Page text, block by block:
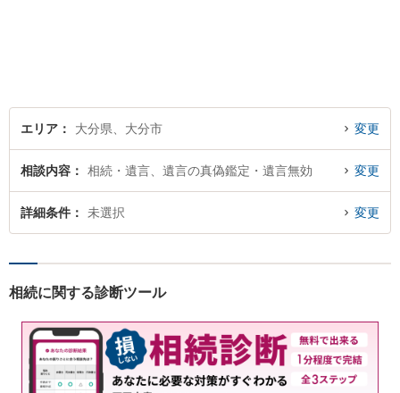
エリア 大分県、大分市 変更
相談内容 相続・遺言、遺言の真偽鑑定・遺言無効 変更
詳細条件 未選択 変更
相続に関する診断ツール